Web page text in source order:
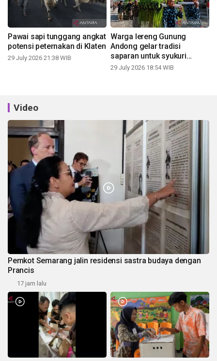
Pawai sapi tunggang angkat
potensi peternakan di Klaten
29 July 2026 21:38 WIB
Warga lereng Gunung
Andong gelar tradisi
saparan untuk syukuri
panen
29 July 2026 18:54 WIB
Video
Pemkot Semarang jalin residensi sastra budaya dengan
Prancis
17 jam lalu